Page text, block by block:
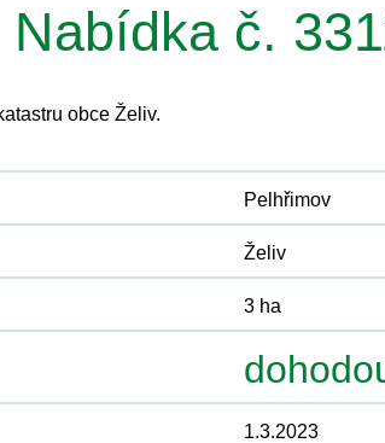
Nabídka č.
obce Želiv.
Pelhřimov
Želiv
3 ha
1.3.2023